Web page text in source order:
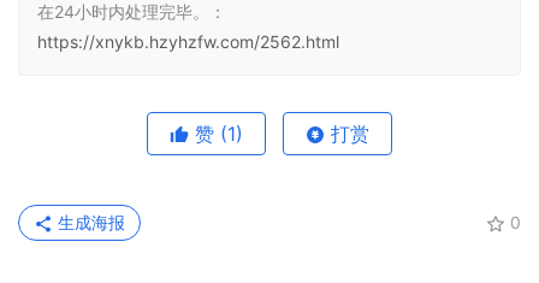
在24小时内处理完毕。：
https://xnykb.hzyhzfw.com/2562.html
赞 (1) 打赏
0
生成海报